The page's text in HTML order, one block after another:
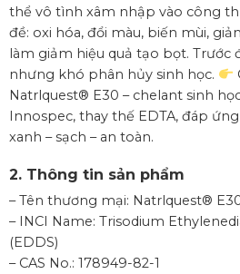
thể vô tình xâm nhập vào công
đề: oxi hóa, đổi màu, biến mùi,
làm giảm hiệu quả tạo bọt. Trước
nhưng khó phân hủy sinh học.
Natrlquest® E30 – chelant sinh
Innospec, thay thế EDTA, đáp
xanh – sạch – an toàn.
2. Thông tin sản phẩm
– Tên thương mại: Natrlquest®
– INCI Name: Trisodium
(EDDS)
– CAS No.: 178949-82-1